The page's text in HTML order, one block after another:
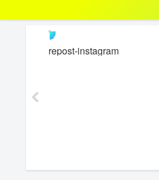
インスタ映え写真館
repost-instagram